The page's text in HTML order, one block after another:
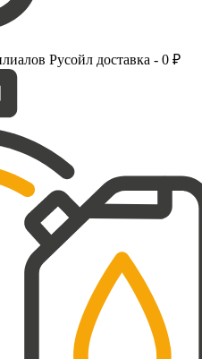
Русойл доставка - 0 ₽